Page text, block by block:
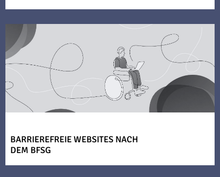
BARRIEREFREIE WEBSITES NACH
DEM BFSG